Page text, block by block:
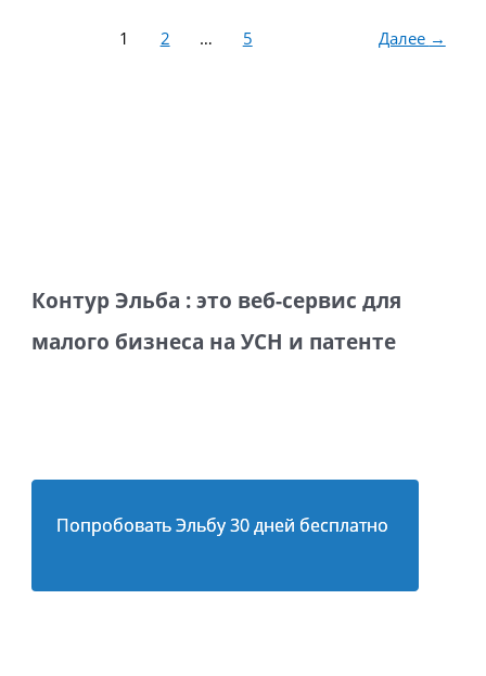
1 2 … 5 Далее →
Контур Эльба : это веб-сервис для
малого бизнеса на УСН и патенте
Попробовать Эльбу 30 дней бесплатно